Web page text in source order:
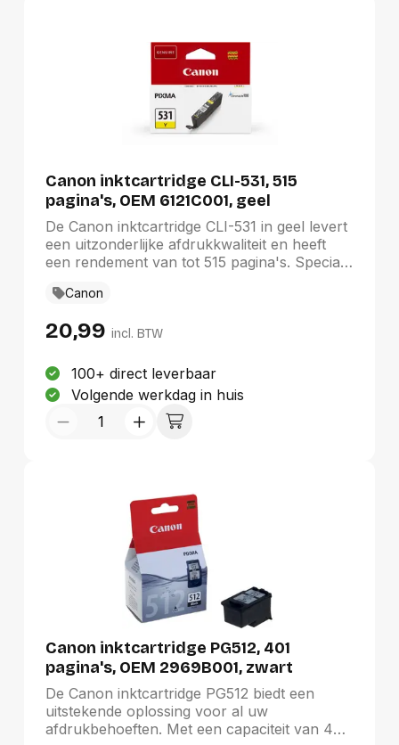
Canon inktcartridge CLI-531, 515
pagina's, OEM 6121C001, geel
De Canon inktcartridge CLI-531 in geel levert
een uitzonderlijke afdrukkwaliteit en heeft
een rendement van tot 515 pagina's. Speciaal
TS8751 printers, garandeert deze originele
kleuren en betrouwbare prestaties. Ideaal
brengt Canon's hoogwaardige
inkttechnologie uw documenten en foto's tot
leven met scherpe, heldere afdrukken.
Canon
20,99 incl. BTW
100+ direct leverbaar
Volgende werkdag in huis
Canon inktcartridge PG512, 401
pagina's, OEM 2969B001, zwart
De Canon inktcartridge PG512 biedt een
uitstekende oplossing voor al uw
afdrukbehoeften. Met een capaciteit van 401